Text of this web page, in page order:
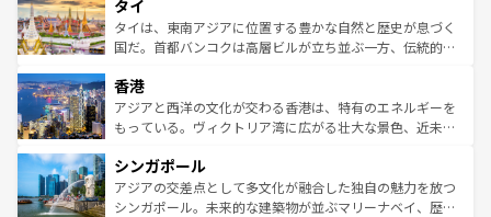
リティに包まれながら、韓国の多彩な魅力を心ゆくまで味
わってみてほしい。 なお、新着の韓国情報はコンテンツ一
覧を参照してほしい。
急速な発展と共に伝統が息づく。ハノイの古い町並みやホ
ーチミン市のフランス統治時代の建物も、独特の雰囲気を
醸し出している。また、バラエティの豊かさとおいしさで
とつ。フォーやバインミー、ベトナムコーヒーなどは、ぜ
ひ現地で味わいたい。どの地域を訪れてもあたたかい人々
が旅行者を迎えてくれるので、きっと忘れられない旅にな
参照してほしい。
タイ
タイは、東南アジアに位置する豊かな自然と歴史が息づく
国だ。首都バンコクは高層ビルが立ち並ぶ一方、伝統的な
の活気が交差している。北部ではチェンマイなどの山岳地
帯で自然と触れ合い、南部ではプーケットやクラビの美し
いビーチでリゾート気分を楽しむことができる。タイ料理
激する。気候は一年中温暖で、どの季節にも異なる楽しみ
が待っている。親しみやすいタイの人々、仏教を中心とし
た文化、そして多様な観光資源が、訪れる旅人を魅了し続
香港
アジアと西洋の文化が交わる香港は、特有のエネルギーを
もっている。ヴィクトリア湾に広がる壮大な景色、近未来
み、どこを訪れても感動するはず。観光スポットが密集し
ており、効率よく見どころを回れるのも魅力。息をのむよ
うな絶景から文化的な体験まで、香港を存分に楽しみ尽く
シンガポール
アジアの交差点として多文化が融合した独自の魅力を放つ
シンガポール。未来的な建築物が並ぶマリーナベイ、歴史